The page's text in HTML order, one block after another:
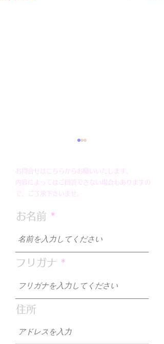
謹賀新年
お問合せはこちらからお願いいたします。
内容によってはご回答できない場合もありますの
で、ご了承下さいませ。
お名前
フリガナ
住所